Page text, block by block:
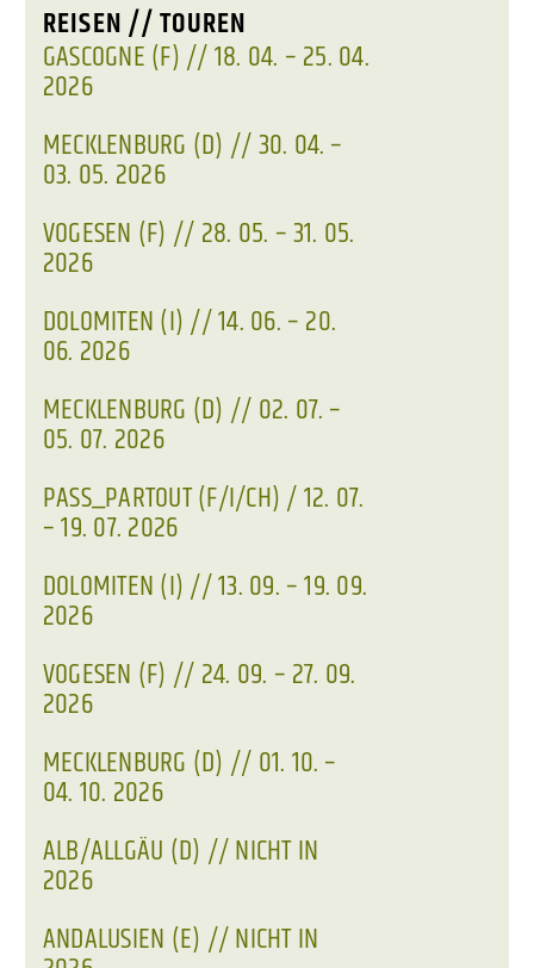
REISEN // TOUREN
GASCOGNE (F) // 18. 04. – 25. 04.
2026
MECKLENBURG (D) // 30. 04. –
03. 05. 2026
VOGESEN (F) // 28. 05. – 31. 05.
2026
DOLOMITEN (I) // 14. 06. – 20.
06. 2026
MECKLENBURG (D) // 02. 07. –
05. 07. 2026
PASS_PARTOUT (F/I/CH) / 12. 07.
– 19. 07. 2026
DOLOMITEN (I) // 13. 09. – 19. 09.
2026
VOGESEN (F) // 24. 09. – 27. 09.
2026
MECKLENBURG (D) // 01. 10. –
04. 10. 2026
ALB/ALLGÄU (D) // NICHT IN
2026
ANDALUSIEN (E) // NICHT IN